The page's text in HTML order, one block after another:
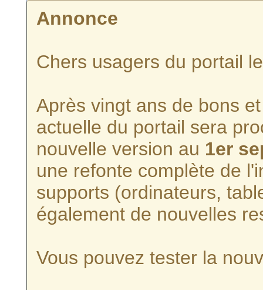
Annonce
Chers usagers du portail
Après vingt ans de bons
actuelle du portail sera
nouvelle version au 1er
une refonte complète de
supports (ordinateurs,
également de nouvelles
Vous pouvez tester la